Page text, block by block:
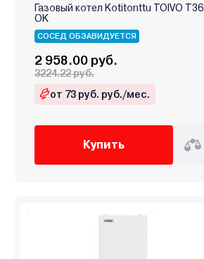
Газовый котел Kotitonttu TOIVO T36
OK
СОСЕД ОБЗАВИДУЕТСЯ
2 958.00 руб.
3224.22 руб.
от 73 руб. руб./мес.
Купить